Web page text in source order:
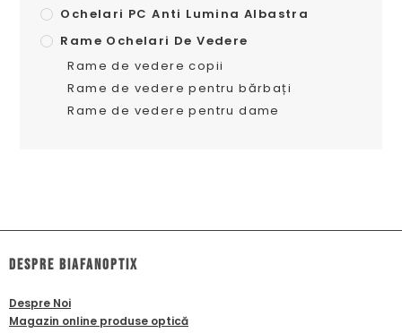
Ochelari PC Anti Lumina Albastra
Rame Ochelari De Vedere
Rame de vedere copii
Rame de vedere pentru bărbați
Rame de vedere pentru dame
dESPRE biafanoptix
Despre Noi
Magazin online produse optică